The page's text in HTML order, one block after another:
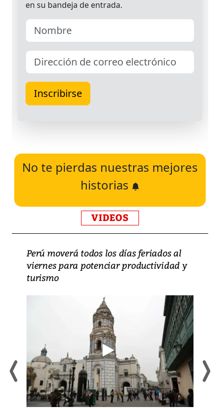
No te pierdas nuestras mejores
historias
VIDEOS
Perú moverá todos los días feriados al
viernes para potenciar productividad y
turismo